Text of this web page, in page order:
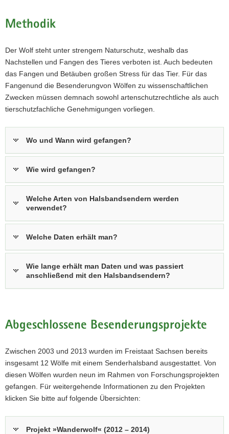
Methodik
Der Wolf steht unter strengem Naturschutz, weshalb das
Nachstellen und Fangen des Tieres verboten ist. Auch bedeuten
das Fangen und Betäuben großen Stress für das Tier. Für das
Fangenund die Besenderungvon Wölfen zu wissenschaftlichen
Zwecken müssen demnach sowohl artenschutzrechtliche als auch
tierschutzfachliche Genehmigungen vorliegen.
Wo und Wann wird gefangen?
Wie wird gefangen?
Welche Arten von Halsbandsendern werden
verwendet?
Welche Daten erhält man?
Wie lange erhält man Daten und was passiert
anschließend mit den Halsbandsendern?
Abgeschlossene Besenderungsprojekte
Zwischen 2003 und 2013 wurden im Freistaat Sachsen bereits
insgesamt 12 Wölfe mit einem Senderhalsband ausgestattet. Von
diesen Wölfen wurden neun im Rahmen von Forschungsprojekten
gefangen. Für weitergehende Informationen zu den Projekten
klicken Sie bitte auf folgende Übersichten:
Projekt »Wanderwolf« (2012 – 2014)